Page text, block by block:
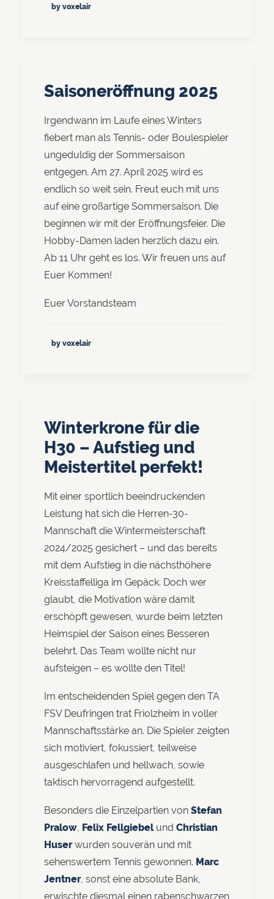
by voxelair
Saisoneröffnung 2025
Irgendwann im Laufe eines Winters
fiebert man als Tennis- oder Boulespieler
ungeduldig der Sommersaison
entgegen. Am 27. April 2025 wird es
endlich so weit sein. Freut euch mit uns
auf eine großartige Sommersaison. Die
beginnen wir mit der Eröffnungsfeier. Die
Hobby-Damen laden herzlich dazu ein.
Ab 11 Uhr geht es los. Wir freuen uns auf
Euer Kommen!
Euer Vorstandsteam
by voxelair
Winterkrone für die
H30 – Aufstieg und
Meistertitel perfekt!
Mit einer sportlich beeindruckenden
Leistung hat sich die Herren-30-
Mannschaft die Wintermeisterschaft
2024/2025 gesichert – und das bereits
mit dem Aufstieg in die nächsthöhere
Kreisstaffelliga im Gepäck. Doch wer
glaubt, die Motivation wäre damit
erschöpft gewesen, wurde beim letzten
Heimspiel der Saison eines Besseren
belehrt. Das Team wollte nicht nur
aufsteigen – es wollte den Titel!
Im entscheidenden Spiel gegen den TA
FSV Deufringen trat Friolzheim in voller
Mannschaftsstärke an. Die Spieler zeigten
sich motiviert, fokussiert, teilweise
ausgeschlafen und hellwach, sowie
taktisch hervorragend aufgestellt.
Besonders die Einzelpartien von Stefan
Pralow, Felix Fellgiebelund Christian
Huserwurden souverän und mit
sehenswertem Tennis gewonnen. Marc
Jentner, sonst eine absolute Bank,
erwischte diesmal einen rabenschwarzen